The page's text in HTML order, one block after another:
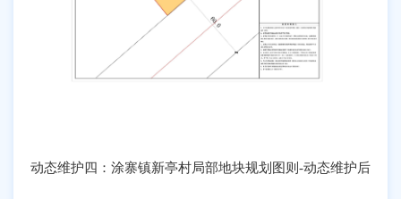
动态维护四：涂寨镇新亭村局部地块规划图则-动态维护后